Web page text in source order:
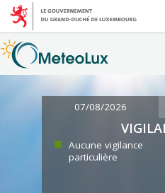
07/08/2026
Aucune vigilance
particulière